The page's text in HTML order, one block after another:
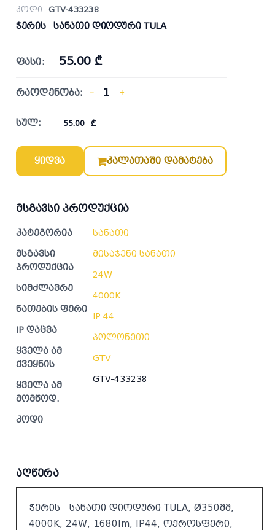
კოდი:GTV-433238
ჭერის სანათი დიოდური TULA
ფასი: 55.00 ₾
რაოდენობა: − +
სულ: 55.00 ₾
ყიდვა კალათაში დამატება
მსგავსი პროდუქცია
კატეგორია
მსგავსი
პროდუქცია
სიმძლავრე
ნათების ფერი
IP დაცვა
ყველა ამ
ქვეყნის
ყველა ამ
მომწოდ.
კოდი
სანათი
მისაჯენი სანათი
24W
4000K
IP 44
პოლონეთი
GTV
GTV-433238
აღწერა
ჭერის სანათი დიოდური TULA, Ø350მმ,
4000K, 24W, 1680lm, IP44, ოქროსფერი,